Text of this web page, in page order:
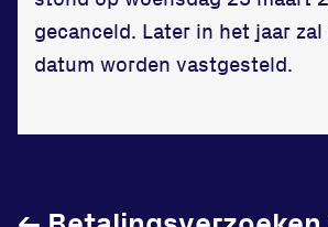
Zet een personal
gecanceld. Later in het jaar
datum worden vastgesteld.